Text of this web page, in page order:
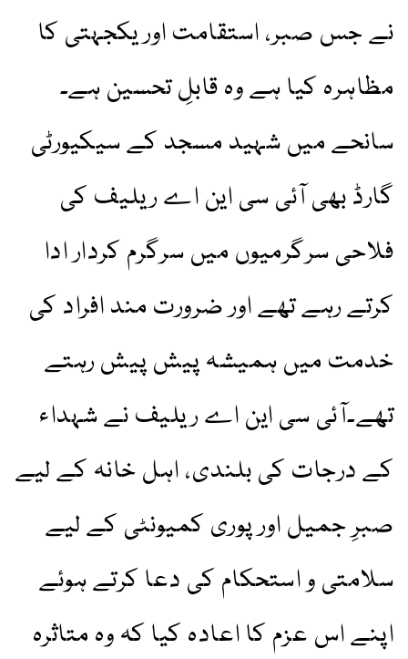
نے جس صبر، استقامت اور یکجہتی کا
مظاہرہ کیا ہے وہ قابلِ تحسین ہے۔
سانحے میں شہید مسجد کے سیکیورٹی
گارڈ بھی آئی سی این اے ریلیف کی
فلاحی سرگرمیوں میں سرگرم کردار ادا
کرتے رہے تھے اور ضرورت مند افراد کی
خدمت میں ہمیشہ پیش پیش رہتے
تھے۔آئی سی این اے ریلیف نے شہداء
کے درجات کی بلندی، اہل خانہ کے لیے
صبرِ جمیل اور پوری کمیونٹی کے لیے
سلامتی و استحکام کی دعا کرتے ہوئے
اپنے اس عزم کا اعادہ کیا کہ وہ متاثرہ